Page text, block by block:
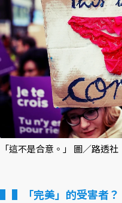
「這不是合意。」 圖／路透社
▌「完美」的受害者？